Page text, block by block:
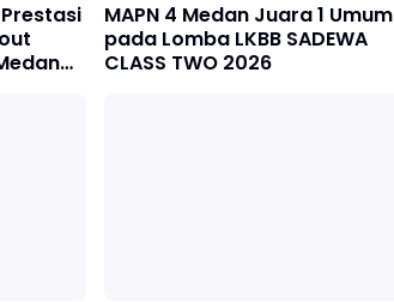
MAPN 4 Medan Juara 1 Umum
pada Lomba LKBB SADEWA
CLASS TWO 2026